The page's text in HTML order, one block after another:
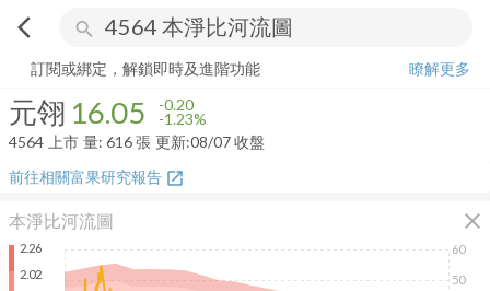
arrow_back_ios search
元翎 16.05-1.23%
訂閱或綁定，解鎖即時及進階功能
瞭解更多
元翎 16.05 -0.20
-1.23%
4564 上市 量: 616張 更新:08/07 收盤
前往相關富果研究報告 open_in_new
本淨比河流圖 close
2.26
2.02
50
60